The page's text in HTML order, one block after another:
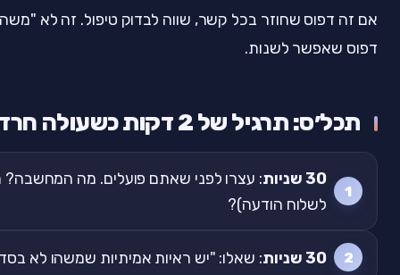
אם זה דפוס שחוזר בכל קשר, שווה לבדוק טיפול. זה לא
דפוס שאפשר לשנות.
תכל׳ס: תרגיל של 2 דקות כשעולה חרדה בקשר
30 שניות
: עצרו לפני שאתם פועלים. מה
לשלוח הודעה)?
30 שניות : שאלו: "יש ראיות אמיתיות שמשהו לא